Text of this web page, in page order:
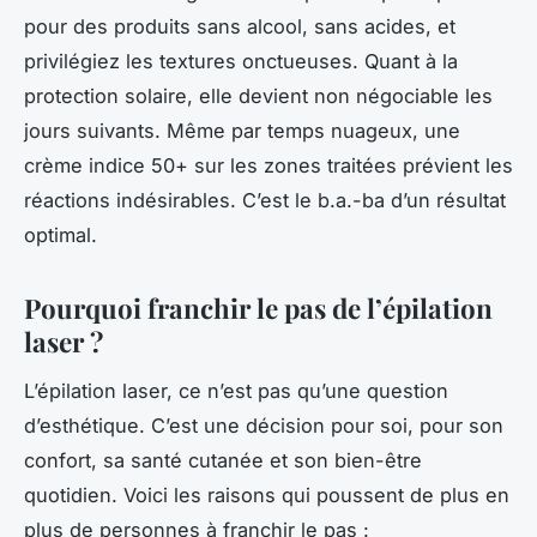
pour des produits sans alcool, sans acides, et
privilégiez les textures onctueuses. Quant à la
protection solaire, elle devient non négociable les
jours suivants. Même par temps nuageux, une
crème indice 50+ sur les zones traitées prévient les
réactions indésirables. C’est le b.a.-ba d’un résultat
optimal.
Pourquoi franchir le pas de l’épilation
laser ?
L’épilation laser, ce n’est pas qu’une question
d’esthétique. C’est une décision pour soi, pour son
confort, sa santé cutanée et son bien-être
quotidien. Voici les raisons qui poussent de plus en
plus de personnes à franchir le pas :